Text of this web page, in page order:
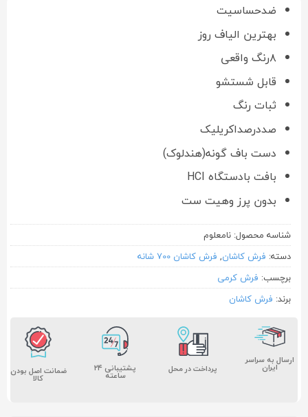
ضدحساسیت
بهترین الیاف روز
۸رنگ واقعی
قابل شستشو
ثبات رنگ
صددرصداکریلیک
دست باف گونه(هندلوک)
بافت بادستگاه HCI
بدون پرز وهیت ست
شناسه محصول: نامعلوم
دسته: فرش کاشان, فرش کاشان 700 شانه
برچسب: فرش کرمی
برند: فرش کاشان
ارسال به سراسر
ایران پرداخت در محل پشتیبانی ۲۴
ساعته ضمانت اصل بودن
کالا